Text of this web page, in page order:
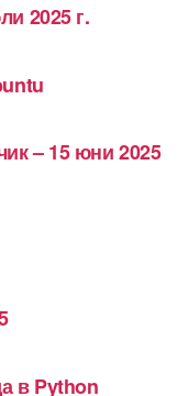
2025 г.
– 15 юни 2025
в Python